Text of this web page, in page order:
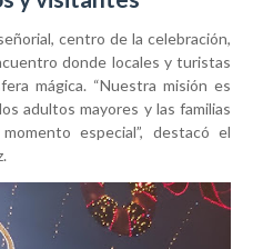
centro de la celebración,
donde locales y turistas
mágica. “Nuestra misión es
adultos mayores y las familias
especial”, destacó el